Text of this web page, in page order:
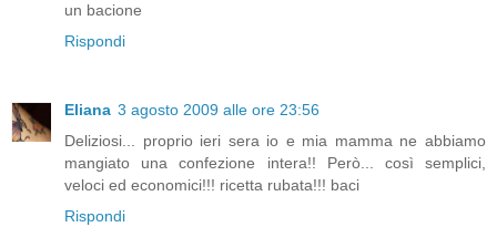
un bacione
Rispondi
Eliana 3 agosto 2009 alle ore 23:56
Deliziosi... proprio ieri sera io e mia mamma ne abbiamo
mangiato una confezione intera!! Però... così semplici,
veloci ed economici!!! ricetta rubata!!! baci
Rispondi